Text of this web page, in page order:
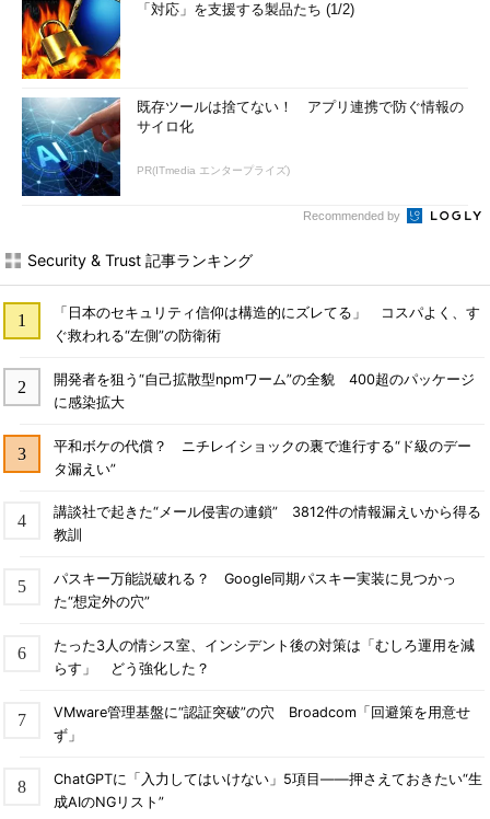
「対応」を支援する製品たち (1/2)
既存ツールは捨てない！ アプリ連携で防ぐ情報の
サイロ化
PR(ITmedia エンタープライズ)
Recommended by
Security & Trust 記事ランキング
「日本のセキュリティ信仰は構造的にズレてる」 コスパよく、す
ぐ救われる“左側”の防衛術
開発者を狙う“自己拡散型npmワーム”の全貌 400超のパッケージ
に感染拡大
平和ボケの代償？ ニチレイショックの裏で進行する“ド級のデー
タ漏えい”
講談社で起きた“メール侵害の連鎖” 3812件の情報漏えいから得る
教訓
パスキー万能説破れる？ Google同期パスキー実装に見つかっ
た“想定外の穴”
たった3人の情シス室、インシデント後の対策は「むしろ運用を減
らす」 どう強化した？
VMware管理基盤に“認証突破”の穴 Broadcom「回避策を用意せ
ず」
ChatGPTに「入力してはいけない」5項目――押さえておきたい“生
成AIのNGリスト”